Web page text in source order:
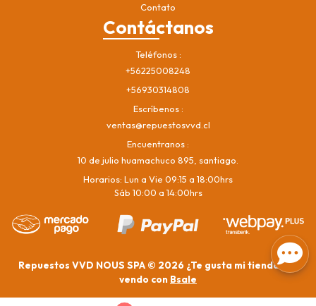
Contato
Contáctanos
Teléfonos
+56225008248
+56930314808
Escríbenos
ventas@repuestosvvd.cl
Encuentranos
10 de julio huamachuco 895, santiago.
Horarios: Lun a Vie 09:15 a 18:00hrs
Sáb 10:00 a 14:00hrs
Repuestos VVD NOUS SPA © 2026 ¿Te gusta mi tienda? Yo
vendo con Bsale